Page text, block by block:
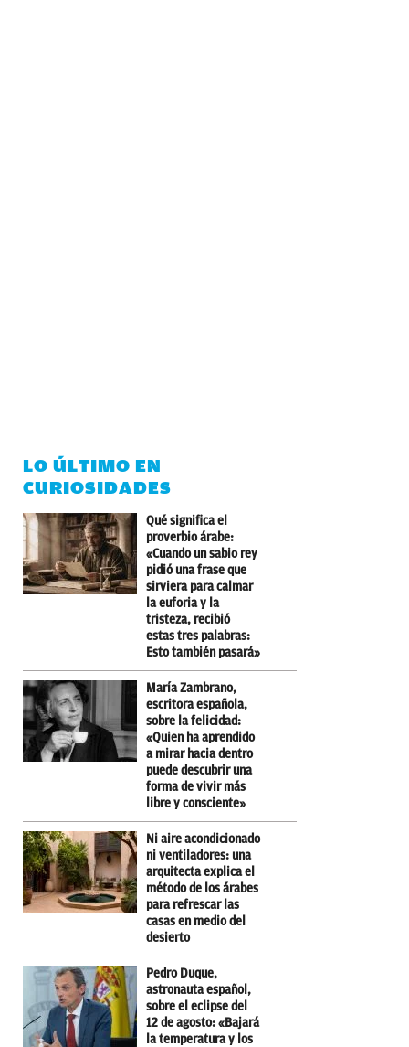
LO ÚLTIMO EN
CURIOSIDADES
Qué significa el
proverbio árabe:
«Cuando un sabio rey
pidió una frase que
sirviera para calmar
la euforia y la
tristeza, recibió
estas tres palabras:
Esto también pasará»
María Zambrano,
escritora española,
sobre la felicidad:
«Quien ha aprendido
a mirar hacia dentro
puede descubrir una
forma de vivir más
libre y consciente»
Ni aire acondicionado
ni ventiladores: una
arquitecta explica el
método de los árabes
para refrescar las
casas en medio del
desierto
Pedro Duque,
astronauta español,
sobre el eclipse del
12 de agosto: «Bajará
la temperatura y los